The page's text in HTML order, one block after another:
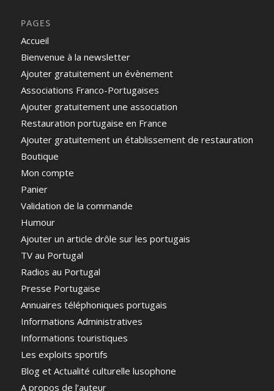
PAGES
Accueil
Bienvenue à la newsletter
Ajouter gratuitement un évènement
Associations Franco-Portugaises
Ajouter gratuitement une association
Restauration portugaise en France
Ajouter gratuitement un établissement de restauration
Boutique
Mon compte
Panier
Validation de la commande
Humour
Ajouter un article drôle sur les portugais
TV au Portugal
Radios au Portugal
Presse Portugaise
Annuaires téléphoniques portugais
Informations Administratives
Informations touristiques
Les exploits sportifs
Blog et Actualité culturelle lusophone
A propos de l’auteur